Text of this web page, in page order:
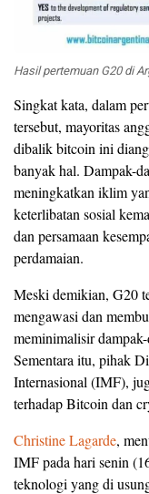
Hasil pertemuan G20 di
Singkat kata, dalam
tersebut, mayoritas
dibalik bitcoin ini
banyak hal. Dampak-
meningkatkan iklim
keterlibatan sosial
dan persamaan
perdamaian.
Meski demikian, G20
mengawasi dan
meminimalisir
Sementara itu, pihak
Internasional (IMF),
terhadap Bitcoin dan
Christine Lagarde,
IMF pada hari senin
teknologi yang di